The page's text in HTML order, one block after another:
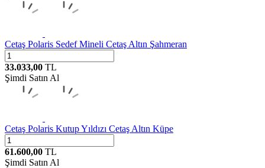
Cetaş Polaris Sedef Mineli Cetaş Altın Şahmeran
33.033,00 TL
Şimdi Satın Al
Cetaş Polaris Kutup Yıldızı Cetaş Altın Küpe
61.600,00 TL
Şimdi Satın Al